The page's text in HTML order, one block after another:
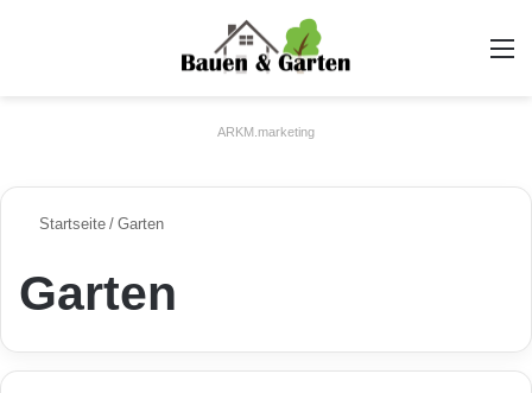
ARKM.marketing
Startseite / Garten
Garten